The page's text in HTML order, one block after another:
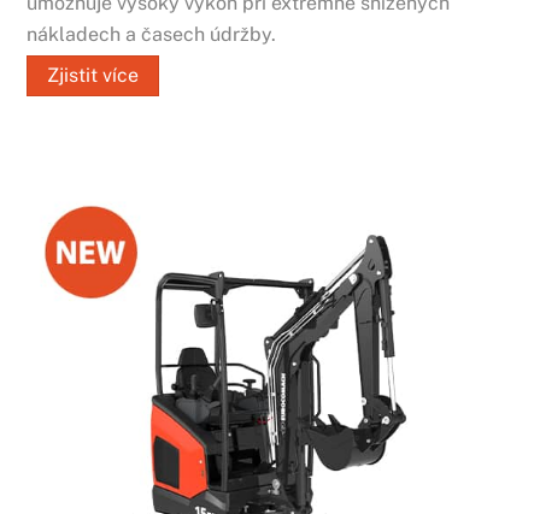
nákladech a časech údržby.
Zjistit více